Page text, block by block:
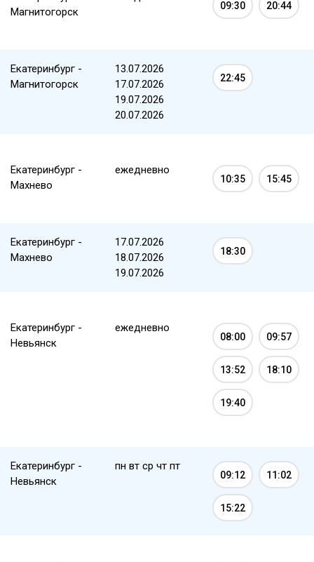
Магнитогорск
09:30 20:44
Екатеринбург -
Магнитогорск
13.07.2026
17.07.2026
19.07.2026
20.07.2026
22:45
Екатеринбург -
Махнево
ежедневно
10:35 15:45
Екатеринбург -
Махнево
17.07.2026
18.07.2026
19.07.2026
18:30
Екатеринбург -
Невьянск
ежедневно
08:00 09:57
13:52 18:10
19:40
Екатеринбург -
Невьянск
пн вт ср чт пт
09:12 11:02
15:22